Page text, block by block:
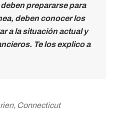
prepararse para
deben conocer los
a la situación actual y
Te los explico a
Connecticut